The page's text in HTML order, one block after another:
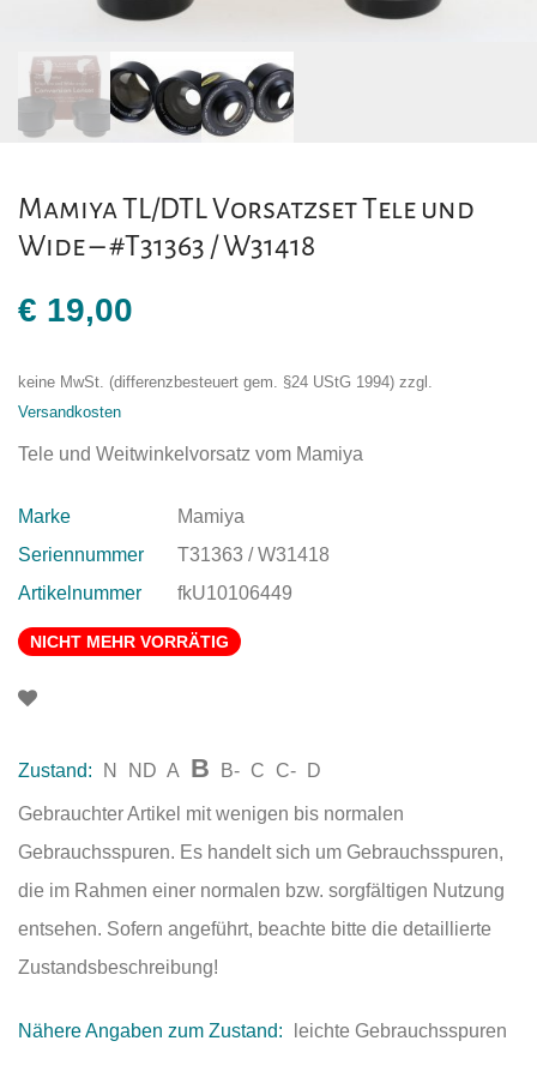
Mamiya TL/DTL Vorsatzset Tele und
Wide – #T31363 / W31418
€ 19,00
keine MwSt. (differenzbesteuert gem. §24 UStG 1994) zzgl.
Versandkosten
Tele und Weitwinkelvorsatz vom Mamiya
Marke
Mamiya
Seriennummer
T31363 / W31418
Artikelnummer
fkU10106449
NICHT MEHR VORRÄTIG
Zustand: N ND A B B- C C- D
Gebrauchter Artikel mit wenigen bis normalen
Gebrauchsspuren. Es handelt sich um Gebrauchsspuren,
die im Rahmen einer normalen bzw. sorgfältigen Nutzung
entsehen. Sofern angeführt, beachte bitte die detaillierte
Zustandsbeschreibung!
Nähere Angaben zum Zustand: leichte Gebrauchsspuren